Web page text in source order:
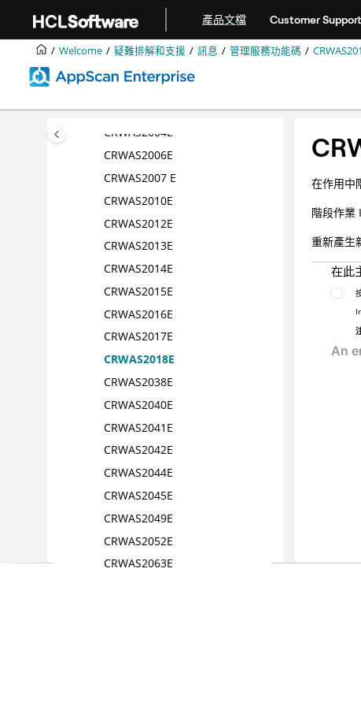
產品文檔 Customer Support
Welcome 疑難排解和支援 訊息 管理服務功能碼
CRWAS1504W
CRWAS1505W
CRWAS1507W
CRWAS1508W
CRWAS2004E
CRWAS2006E
CRWAS2007 E
CRWAS2010E
CRWAS2012E
CRWAS2013E
CRWAS2014E
CRWAS2015E
CRWAS2016E
CRWAS2017E
CRWAS2018E
CRWAS2038E
CRWAS2040E
CRWAS2041E
CRWAS2042E
CRWAS2044E
CRWAS2045E
CRWAS2049E
CRWAS2052E
CRWAS2063E
在作用中
階段作業
重新產生
在此